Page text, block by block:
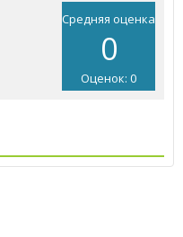
Средняя оценка
0
Оценок: 0